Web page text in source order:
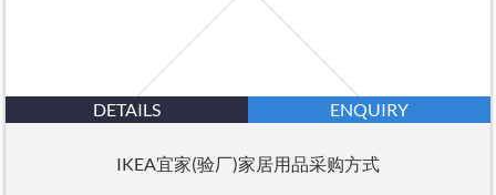
DETAILS ENQUIRY
IKEA宜家(验厂)家居用品采购方式